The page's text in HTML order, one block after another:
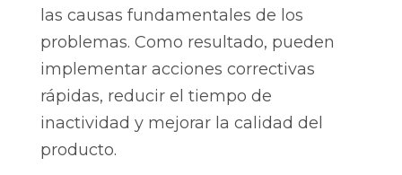
las causas fundamentales de los
problemas. Como resultado, pueden
implementar acciones correctivas
rápidas, reducir el tiempo de
inactividad y mejorar la calidad del
producto.